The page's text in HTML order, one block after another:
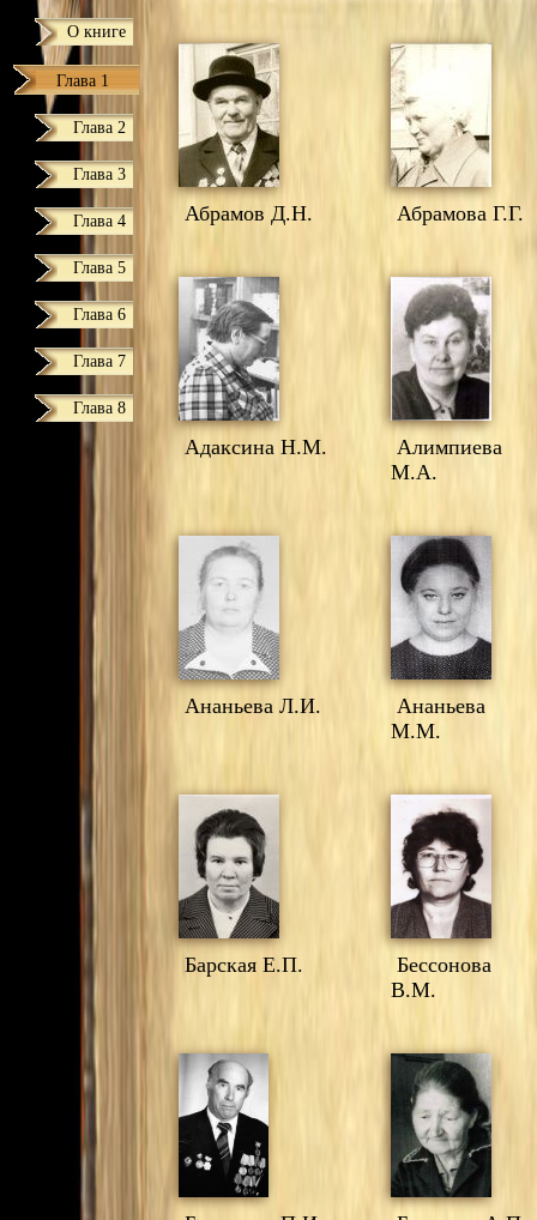
О книге
Глава 1
Глава 2
Глава 3
Глава 4
Глава 5
Глава 6
Глава 7
Глава 8
Абрамов Д.Н. Абрамова Г.Г.
Адаксина Н.М.
Алимпиева
М.А.
Ананьева Л.И.
Ананьева
М.М.
Барская Е.П.
Бессонова
В.М.